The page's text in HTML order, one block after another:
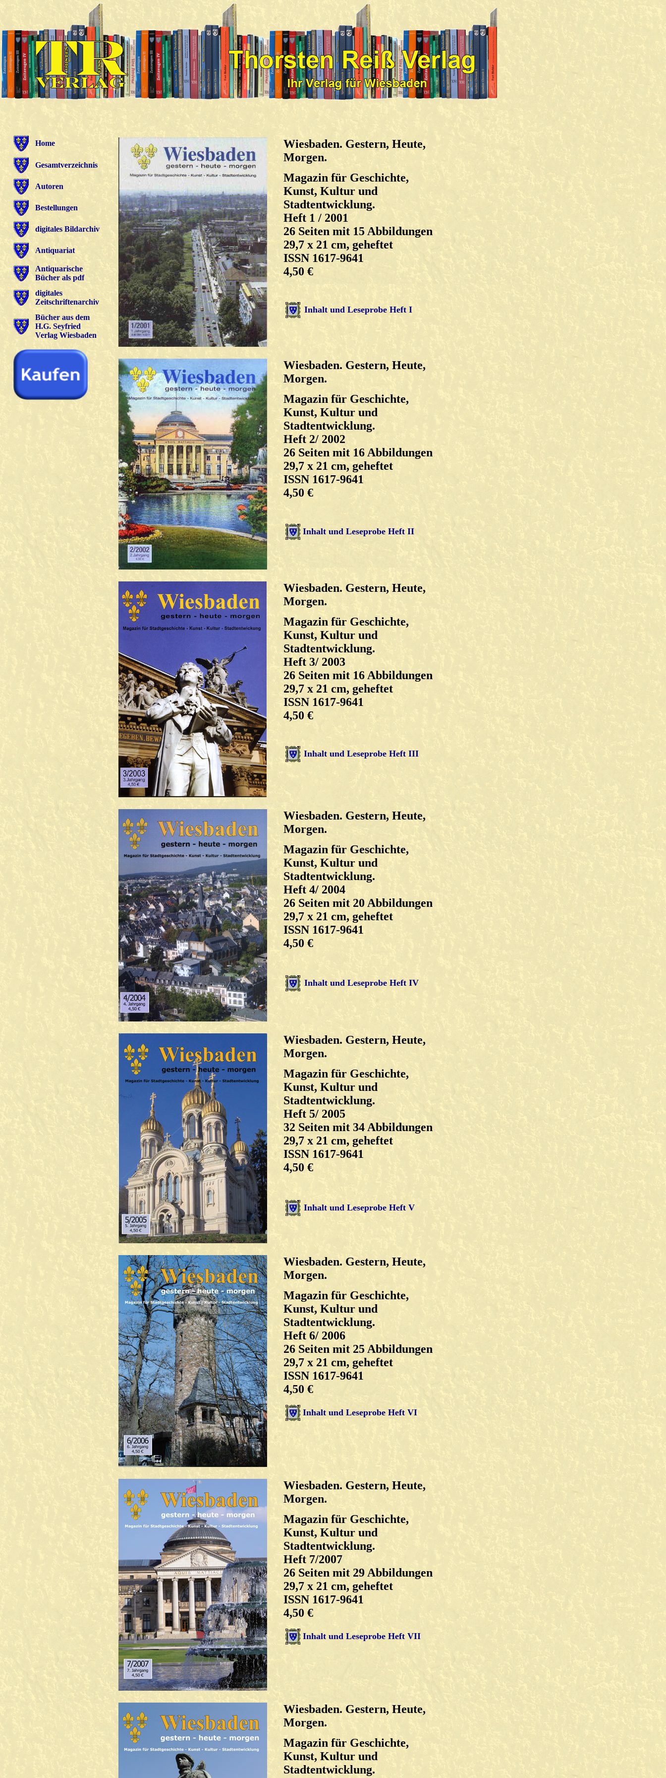
Home
Gesamtverzeichnis
Autoren
Bestellungen
digitales Bildarchiv
Antiquariat
Antiquarische
Bücher als pdf
digitales
Zeitschriftenarchiv
Bücher aus dem
H.G. Seyfried
Verlag Wiesbaden
Wiesbaden. Gestern, Heute,
Morgen.
Magazin für Geschichte,
Kunst, Kultur und
Stadtentwicklung.
Heft 1 / 2001
26 Seiten mit 15 Abbildungen
29,7 x 21 cm, geheftet
ISSN 1617-9641
4,50 €
Inhalt und Leseprobe Heft I
Wiesbaden. Gestern, Heute,
Morgen.
Magazin für Geschichte,
Kunst, Kultur und
Stadtentwicklung.
Heft 2/ 2002
26 Seiten mit 16 Abbildungen
29,7 x 21 cm, geheftet
ISSN 1617-9641
4,50 €
Inhalt und Leseprobe Heft II
Wiesbaden. Gestern, Heute,
Morgen.
Magazin für Geschichte,
Kunst, Kultur und
Stadtentwicklung.
Heft 3/ 2003
26 Seiten mit 16 Abbildungen
29,7 x 21 cm, geheftet
ISSN 1617-9641
4,50 €
Inhalt und Leseprobe Heft III
Wiesbaden. Gestern, Heute,
Morgen.
Magazin für Geschichte,
Kunst, Kultur und
Stadtentwicklung.
Heft 4/ 2004
26 Seiten mit 20 Abbildungen
29,7 x 21 cm, geheftet
ISSN 1617-9641
4,50 €
Inhalt und Leseprobe Heft IV
Wiesbaden. Gestern, Heute,
Morgen.
Magazin für Geschichte,
Kunst, Kultur und
Stadtentwicklung.
Heft 5/ 2005
32 Seiten mit 34 Abbildungen
29,7 x 21 cm, geheftet
ISSN 1617-9641
4,50 €
Inhalt und Leseprobe Heft V
Wiesbaden. Gestern, Heute,
Morgen.
Magazin für Geschichte,
Kunst, Kultur und
Stadtentwicklung.
Heft 6/ 2006
26 Seiten mit 25 Abbildungen
29,7 x 21 cm, geheftet
ISSN 1617-9641
4,50 €
Inhalt und Leseprobe Heft VI
Wiesbaden. Gestern, Heute,
Morgen.
Magazin für Geschichte,
Kunst, Kultur und
Stadtentwicklung.
Heft 7/2007
26 Seiten mit 29 Abbildungen
29,7 x 21 cm, geheftet
ISSN 1617-9641
4,50 €
Inhalt und Leseprobe Heft VII
Wiesbaden. Gestern, Heute,
Morgen.
Magazin für Geschichte,
Kunst, Kultur und
Stadtentwicklung.